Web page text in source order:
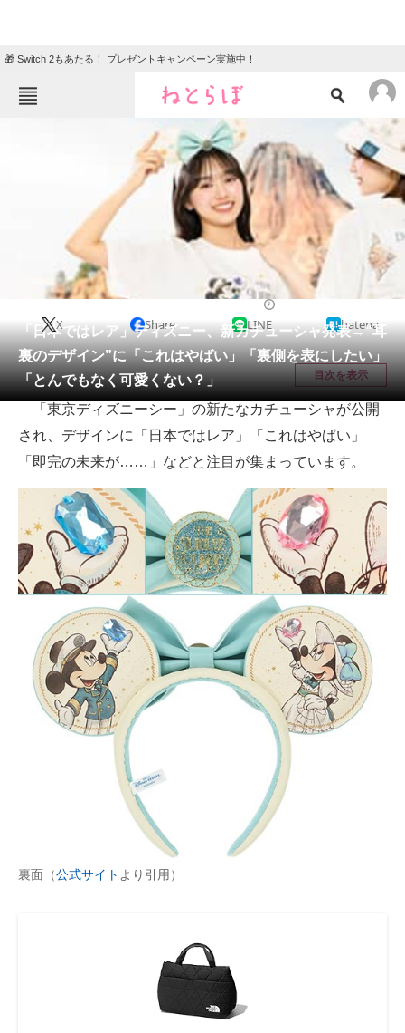
🎁 Switch 2もあたる！ プレゼントキャンペーン実施中！
ニュース
クイズ
地域
教育・育児
リサーチ
会員記事
メディア
注目記事を集めた総合ページ
ITの今と未来を見通す
進化するPCとデバイスの未来
好きが集まる 比べて選べる
ビジネスと働き方のヒント
AI活用のいまが分かる
企業ITのトレンドを詳説
経営リーダーのコミュニティ
マーケ×ITの今がよく分かる
ITエンジニア向け専門サイト
企業向けIT製品の総合サイト
IT製品の技術・比較・事例
モノづくり技術者専門サイト
エレクトロニクス専門サイト
「日本ではレア」ディズニー、新カチューシャ発表→“耳
裏のデザイン”に「これはやばい」「裏側を表にしたい」
「とんでもなく可愛くない？」
X Share LINE hatena
目次を表示
「東京ディズニーシー」の新たなカチューシャが公開
され、デザインに「日本ではレア」「これはやばい」
「即完の未来が……」などと注目が集まっています。
裏面（公式サイト より引用）